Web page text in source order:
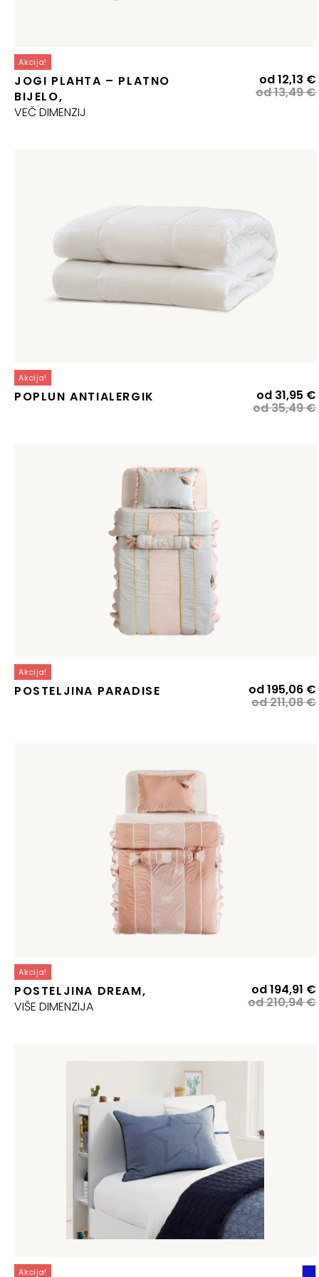
Akcija!
JOGI PLAHTA – PLATNO
BIJELO,
VEČ DIMENZIJ
od13,49€
od12,13 €
Akcija!
POPLUN ANTIALERGIK
od35,49€
od 31,95 €
Akcija!
POSTELJINA PARADISE
od211,08€
od195,06 €
Akcija!
POSTELJINA DREAM,
VIŠE DIMENZIJA
od210,94€
od194,91 €
Akcija!